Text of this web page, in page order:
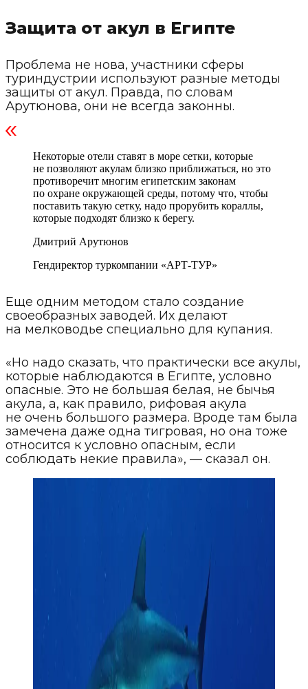
Защита от акул в Египте
Проблема не нова, участники сферы
туриндустрии используют разные методы
защиты от акул. Правда, по словам
Арутюнова, они не всегда законны.
Некоторые отели ставят в море сетки, которые
не позволяют акулам близко приближаться, но это
противоречит многим египетским законам
по охране окружающей среды, потому что, чтобы
поставить такую сетку, надо прорубить кораллы,
которые подходят близко к берегу.
Дмитрий Арутюнов
Гендиректор туркомпании «АРТ-ТУР»
Еще одним методом стало создание
своеобразных заводей. Их делают
на мелководье специально для купания.
«Но надо сказать, что практически все акулы,
которые наблюдаются в Египте, условно
опасные. Это не большая белая, не бычья
акула, а, как правило, рифовая акула
не очень большого размера. Вроде там была
замечена даже одна тигровая, но она тоже
относится к условно опасным, если
соблюдать некие правила», — сказал он.